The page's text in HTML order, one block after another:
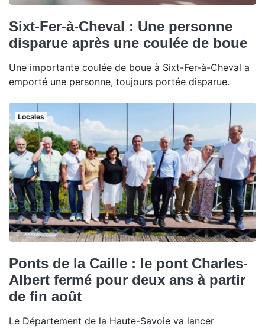
Sixt-Fer-à-Cheval : Une personne
disparue après une coulée de boue
Une importante coulée de boue à Sixt-Fer-à-Cheval a
emporté une personne, toujours portée disparue.
Locales
Ponts de la Caille : le pont Charles-
Albert fermé pour deux ans à partir
de fin août
Le Département de la Haute-Savoie va lancer